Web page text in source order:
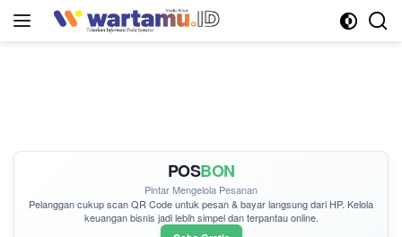
POSBON
Pintar Mengelola Pesanan
Pelanggan cukupscan QR Codeuntuk pesan & bayar langsung dari HP. Kelola
keuangan bisnis jadi lebih simpel dan terpantau online.